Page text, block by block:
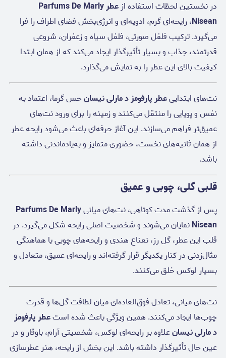
در نخستین لحظات استفاده از
عطر Parfums De Marly
Nisean، رایحه‌ای گرم، ادویه‌ای و انرژی‌بخش فضای اطراف را فرا
می‌گیرد. ترکیب فلفل صورتی، فلفل سیاه و زعفران، شروعی
قدرتمند، جذاب و بسیار تأثیرگذار ایجاد می‌کند که از همان ابتدا
کیفیت بالای این عطر را به نمایش می‌گذارد.
نت‌های ابتداییعطر پارفومز د مارلی نیسانحس گرما، اعتماد به
نفس و پویایی را منتقل می‌کنند و زمینه را برای ورود نت‌های
عمیق‌تر فراهم می‌سازند. این آغاز حرفه‌ای باعث می‌شود رایحه عطر
از همان ثانیه‌های نخست، حضوری متمایز و به‌یادماندنی داشته
باشد.
قلبی گلی، چوبی و عمیق
پس از گذشت مدت کوتاهی، نت‌های میانیParfums De Marly
Niseanنمایان می‌شوند و شخصیت اصلی رایحه شکل می‌گیرد. در
قلب این عطر، گل رز، نعناع هندی و رایحه‌های چوبی با هماهنگی
مثال‌زدنی در کنار یکدیگر قرار گرفته‌اند و رایحه‌ای عمیق، متعادل و
بسیار لوکس خلق می‌کنند.
نت‌های میانی، تعادل فوق‌العاده‌ای میان لطافت گل‌ها و قدرت
چوب‌ها ایجاد می‌کنند. همین ویژگی باعث شده استعطر پارفومز
د مارلی نیسانعلاوه بر رایحه‌ای لوکس، شخصیتی آرام، باوقار و در
عین حال تأثیرگذار داشته باشد. این بخش از رایحه، هنر عطرسازی